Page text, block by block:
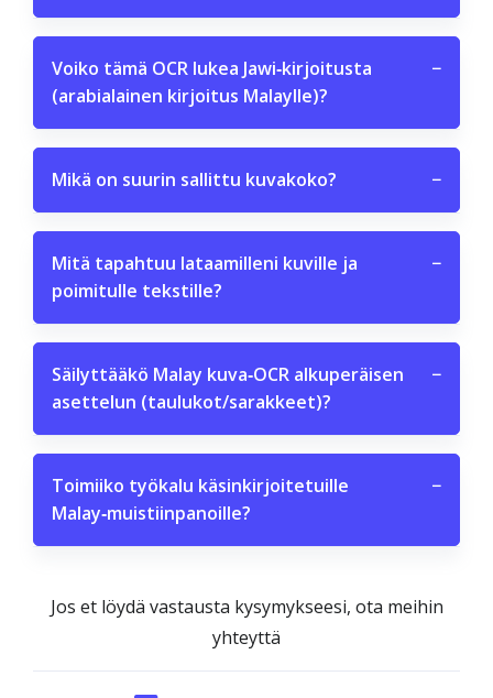
Voiko tämä OCR lukea Jawi‑kirjoitusta
(arabialainen kirjoitus Malaylle)?
−
Mikä on suurin sallittu kuvakoko? −
Mitä tapahtuu lataamilleni kuville ja
poimitulle tekstille?
−
Säilyttääkö Malay kuva‑OCR alkuperäisen
asettelun (taulukot/sarakkeet)?
−
Toimiiko työkalu käsinkirjoitetuille
Malay‑muistiinpanoille?
−
Jos et löydä vastausta kysymykseesi, ota meihin
yhteyttä